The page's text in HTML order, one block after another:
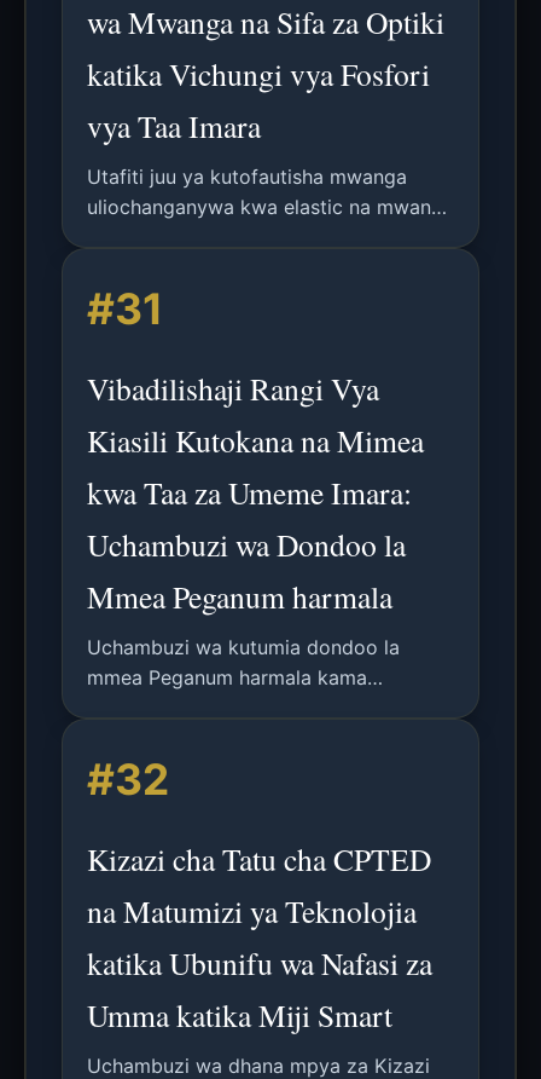
wa Mwanga na Sifa za Optiki
katika Vichungi vya Fosfori
vya Taa Imara
Utafiti juu ya kutofautisha mwanga
uliochanganywa kwa elastic na mwanga
LED, unaowezesha uchimbaji wa vigezo
muhimu vya usafirishaji wa mwanga.
#31
Vibadilishaji Rangi Vya
Kiasili Kutokana na Mimea
kwa Taa za Umeme Imara:
Uchambuzi wa Dondoo la
Mmea Peganum harmala
Uchambuzi wa kutumia dondoo la
mmea Peganum harmala kama
ukilinganisha misingi na kuonyesha
ujumuishaji wa LED.
#32
Kizazi cha Tatu cha CPTED
na Matumizi ya Teknolojia
katika Ubunifu wa Nafasi za
Umma katika Miji Smart
Uchambuzi wa dhana mpya za Kizazi